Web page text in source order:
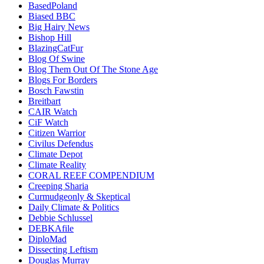
BasedPoland
Biased BBC
Big Hairy News
Bishop Hill
BlazingCatFur
Blog Of Swine
Blog Them Out Of The Stone Age
Blogs For Borders
Bosch Fawstin
Breitbart
CAIR Watch
CiF Watch
Citizen Warrior
Civilus Defendus
Climate Depot
Climate Reality
CORAL REEF COMPENDIUM
Creeping Sharia
Curmudgeonly & Skeptical
Daily Climate & Politics
Debbie Schlussel
DEBKAfile
DiploMad
Dissecting Leftism
Douglas Murray